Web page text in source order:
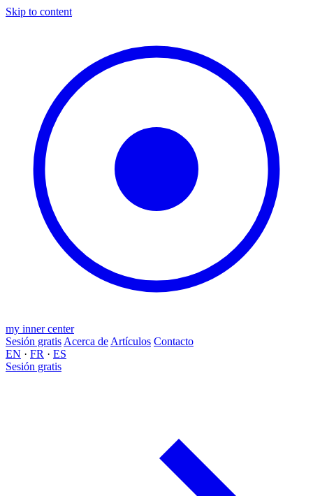
Skip to content
my inner center
Sesión gratis Acerca de Artículos Contacto
EN · FR · ES
Sesión gratis